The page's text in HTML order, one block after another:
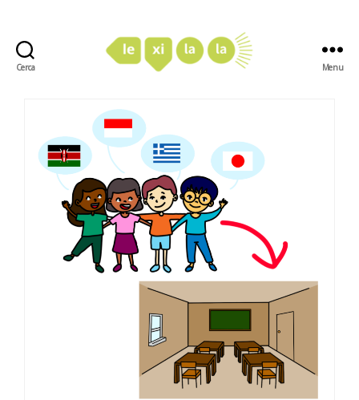
Cerca Menu